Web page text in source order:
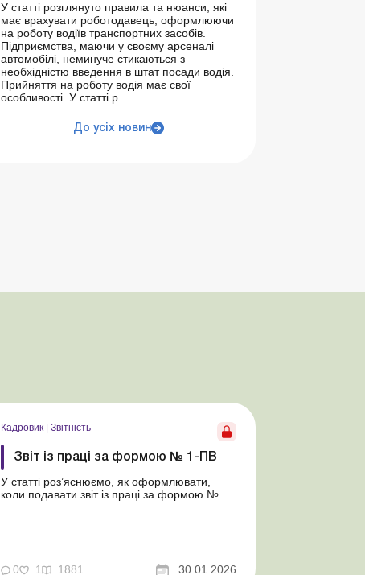
У статті розглянуто правила та нюанси, які
має врахувати роботодавець, оформлюючи
на роботу водіїв транспортних засобів.
Підприємства, маючи у своєму арсеналі
автомобілі, неминуче стикаються з
необхідністю введення в штат посади водія.
Прийняття на роботу водія має свої
особливості. У статті р...
До усіх новин
Кадровик Звітність
Звіт із праці за формою № 1-ПВ
У статті роз’яснюємо, як оформлювати,
коли подавати звіт із праці за формою № 1-
підпри...
0 1 1881 30.01.2026